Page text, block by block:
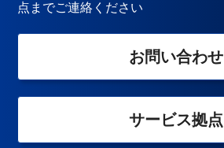
点までご連絡ください
お問い合わせ
サービス拠点